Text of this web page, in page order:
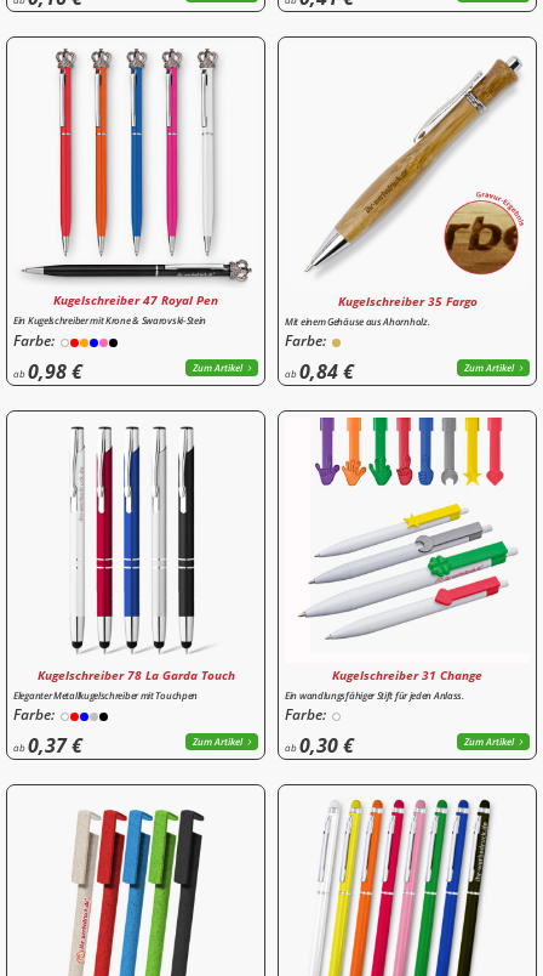
Kugelschreiber 47 Royal Pen
Ein Kugelschreiber mit Krone & Swarovski-Stein
Farbe:
ab0,98 € Zum Artikel
Kugelschreiber 35 Fargo
Mit einem Gehäuse aus Ahornholz.
Farbe:
ab0,84 € Zum Artikel
Kugelschreiber 78 La Garda Touch
Eleganter Metallkugelschreiber mit Touchpen
Farbe:
ab0,37 € Zum Artikel
Kugelschreiber 31 Change
Ein wandlungsfähiger Stift für jeden Anlass.
Farbe:
ab0,30 € Zum Artikel